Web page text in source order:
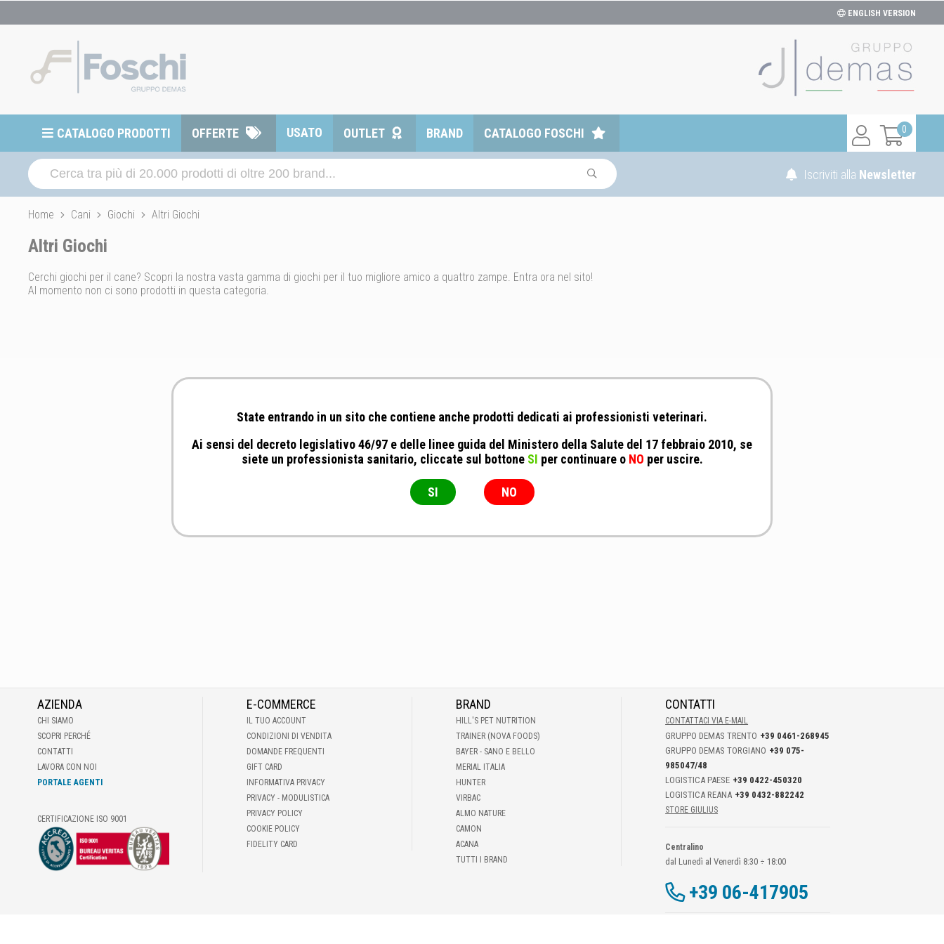
ENGLISH VERSION
0
CATALOGO PRODOTTI OFFERTE USATO OUTLET BRAND CATALOGO FOSCHI
Iscriviti alla Newsletter
Home Cani Giochi Altri Giochi
Altri Giochi
Cerchi giochi per il cane? Scopri la nostra vasta gamma di giochi per il tuo migliore amico a quattro zampe. Entra ora nel sito!
Al momento non ci sono prodotti in questa categoria.
AZIENDA
CHI SIAMO
SCOPRI PERCHÉ
CONTATTI
LAVORA CON NOI
PORTALE AGENTI
CERTIFICAZIONE ISO 9001
E-COMMERCE
IL TUO ACCOUNT
CONDIZIONI DI VENDITA
DOMANDE FREQUENTI
GIFT CARD
INFORMATIVA PRIVACY
PRIVACY - MODULISTICA
PRIVACY POLICY
COOKIE POLICY
FIDELITY CARD
BRAND
HILL'S PET NUTRITION
TRAINER (NOVA FOODS)
BAYER - SANO E BELLO
MERIAL ITALIA
HUNTER
VIRBAC
ALMO NATURE
CAMON
ACANA
TUTTI I BRAND
CONTATTI
CONTATTACI VIA E-MAIL
GRUPPO DEMAS TRENTO +39 0461-268945
GRUPPO DEMAS TORGIANO +39 075-
985047/48
LOGISTICA PAESE +39 0422-450320
LOGISTICA REANA +39 0432-882242
STORE GIULIUS
Centralino
dal Lunedì al Venerdì 8:30 ÷ 18:00
+39 06-417905
State entrando in un sito che contiene anche prodotti dedicati ai professionisti veterinari.
Ai sensi del decreto legislativo 46/97 e delle linee guida del Ministero della Salute del 17 febbraio 2010, se
siete un professionista sanitario, cliccate sul bottone SI per continuare o NO per uscire.
SI NO